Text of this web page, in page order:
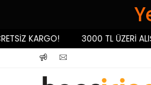
KARGO! 3000 TL ÜZERİ